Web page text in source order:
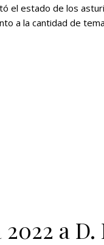
el estado de los
a la cantidad de
a